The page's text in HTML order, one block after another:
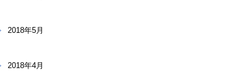
2018年5月
2018年4月